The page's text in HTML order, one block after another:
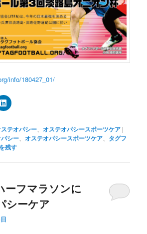
info/180427_01/
テオパシー 、オステオパシースポーツケア |
シー 、オステオパシースポーツケア
タグフ
残す
ーフマラソンに
シーケア